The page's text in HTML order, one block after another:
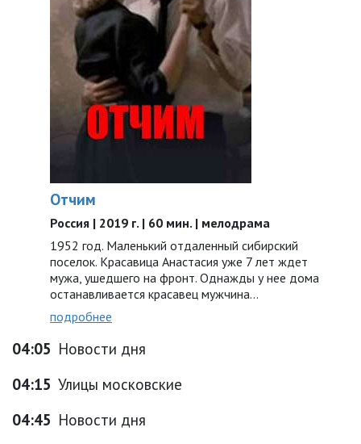
Отчим
Россия | 2019 г. | 60 мин. | мелодрама
1952 год. Маленький отдаленный сибирский
поселок. Красавица Анастасия уже 7 лет ждет
мужа, ушедшего на фронт. Однажды у нее дома
останавливается красавец мужчина…
подробнее
04:05 Новости дня
04:15 Улицы московские
04:45 Новости дня